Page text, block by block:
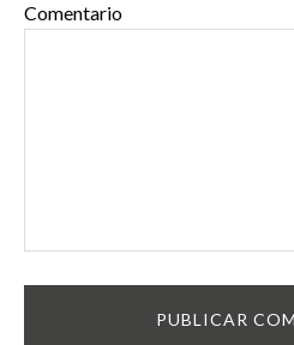
Comentario